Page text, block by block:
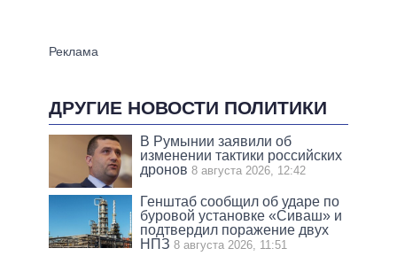
ДРУГИЕ НОВОСТИ ПОЛИТИКИ
В Румынии заявили об
изменении тактики российских
дронов 8 августа 2026, 12:42
Генштаб сообщил об ударе по
буровой установке «Сиваш» и
подтвердил поражение двух
НПЗ 8 августа 2026, 11:51